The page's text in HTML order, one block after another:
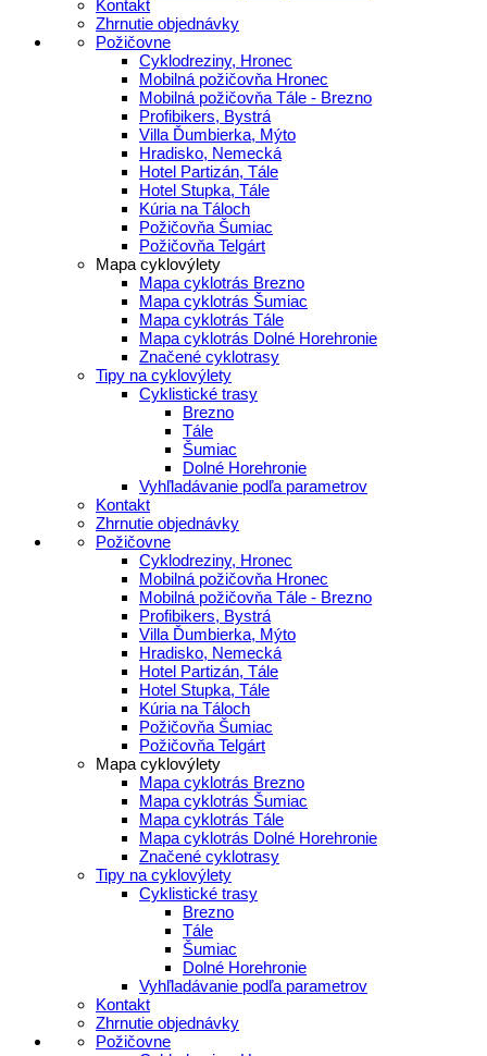
Kontakt
Zhrnutie objednávky
Požičovne
Cyklodreziny, Hronec
Mobilná požičovňa Hronec
Mobilná požičovňa Tále - Brezno
Profibikers, Bystrá
Villa Ďumbierka, Mýto
Hradisko, Nemecká
Hotel Partizán, Tále
Hotel Stupka, Tále
Kúria na Táloch
Požičovňa Šumiac
Požičovňa Telgárt
Mapa cyklovýlety
Mapa cyklotrás Brezno
Mapa cyklotrás Šumiac
Mapa cyklotrás Tále
Mapa cyklotrás Dolné Horehronie
Značené cyklotrasy
Tipy na cyklovýlety
Cyklistické trasy
Brezno
Tále
Šumiac
Dolné Horehronie
Vyhľladávanie podľa parametrov
Kontakt
Zhrnutie objednávky
Požičovne
Cyklodreziny, Hronec
Mobilná požičovňa Hronec
Mobilná požičovňa Tále - Brezno
Profibikers, Bystrá
Villa Ďumbierka, Mýto
Hradisko, Nemecká
Hotel Partizán, Tále
Hotel Stupka, Tále
Kúria na Táloch
Požičovňa Šumiac
Požičovňa Telgárt
Mapa cyklovýlety
Mapa cyklotrás Brezno
Mapa cyklotrás Šumiac
Mapa cyklotrás Tále
Mapa cyklotrás Dolné Horehronie
Značené cyklotrasy
Tipy na cyklovýlety
Cyklistické trasy
Brezno
Tále
Šumiac
Dolné Horehronie
Vyhľladávanie podľa parametrov
Kontakt
Zhrnutie objednávky
Požičovne